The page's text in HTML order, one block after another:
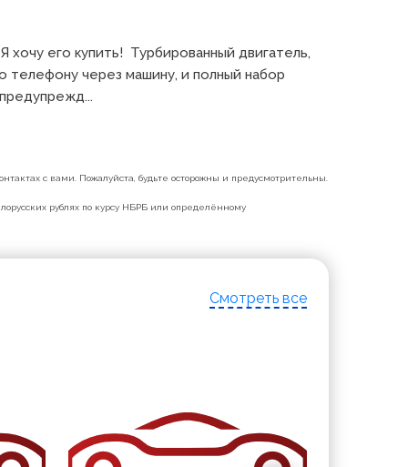
его купить!  Турбированный двигатель,
телефону через машину, и полный набор
с вами. Пожалуйста, будьте осторожны и предусмотрительны.
рублях по курсу НБРБ или определённому
Смотреть все